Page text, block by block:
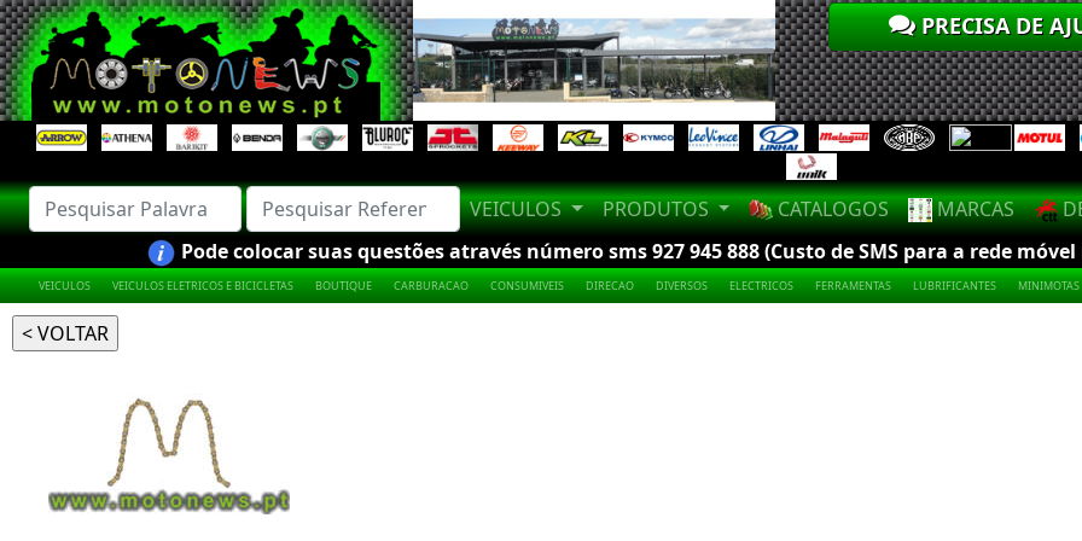
PRECISA DE
VEICULOS PRODUTOS CATALOGOS MARCAS
Pode colocar suas questões através número sms 927 945 888 (Custo de SMS para a rede
VEICULOS VEICULOS ELETRICOS E BICICLETAS BOUTIQUE CARBURACAO CONSUMIVEIS DIRECAO DIVERSOS ELECTRICOS FERRAMENTAS LUBRIFICANTES MINIMOTAS